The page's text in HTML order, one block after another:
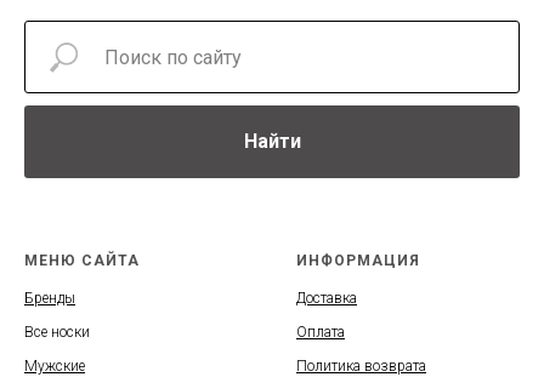
Найти
МЕНЮ САЙТА
Бренды
Все носки
Мужские
ИНФОРМАЦИЯ
Доставка
Оплата
Политика возврата